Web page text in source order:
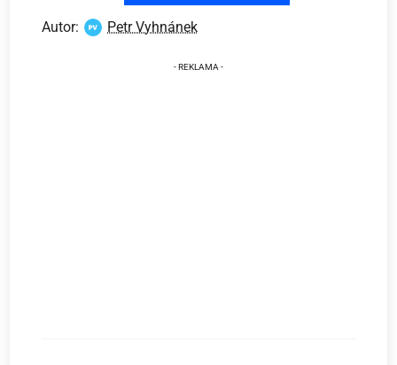
Autor: Petr Vyhnánek